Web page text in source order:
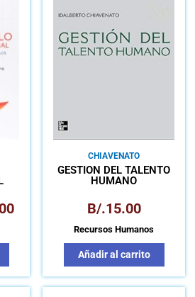
B/.28.00.
CHIAVENATO
GESTIÓN DEL TALENTO
HUMANO
B/.15.00
Recursos Humanos
Añadir al carrito